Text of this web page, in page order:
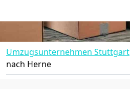
Umzugsunternehmen Stuttgart
nach Herne